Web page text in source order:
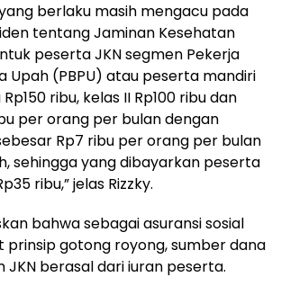
berlaku masih mengacu pada
tentang Jaminan Kesehatan
peserta JKN segmen Pekerja
Upah (PBPU) atau peserta mandiri
ribu, kelas II Rp100 ribu dan
per orang per bulan dengan
Rp7 ribu per orang per bulan
sehingga yang dibayarkan peserta
ribu,” jelas Rizzky.
bahwa sebagai asuransi sosial
prinsip gotong royong, sumber dana
berasal dari iuran peserta.